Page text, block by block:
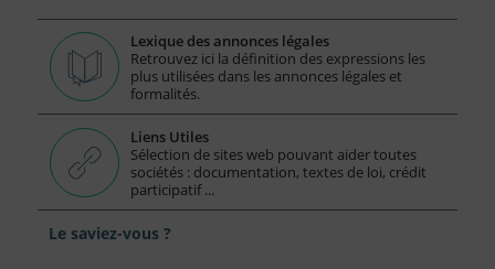
Lexique des annonces légales
Retrouvez ici la définition des expressions les
plus utilisées dans les annonces légales et
formalités.
Liens Utiles
Sélection de sites web pouvant aider toutes
sociétés : documentation, textes de loi, crédit
participatif ...
Le saviez-vous ?